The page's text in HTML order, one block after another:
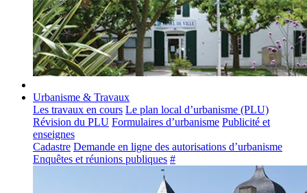
Urbanisme & Travaux
Les travaux en cours Le plan local d’urbanisme (PLU)
Révision du PLU Formulaires d’urbanisme Publicité et
enseignes
Cadastre Demande en ligne des autorisations d’urbanisme
Enquêtes et réunions publiques #